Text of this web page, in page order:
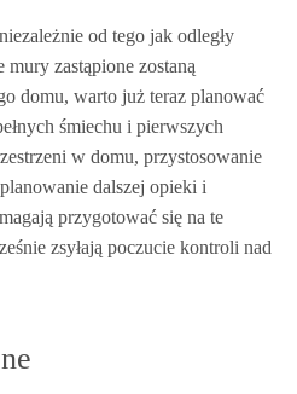
od tego jak odległy
zastąpione zostaną
domu, warto już teraz planować
śmiechu i pierwszych
w domu, przystosowanie
dalszej opieki i
przygotować się na te
zsyłają poczucie kontroli nad